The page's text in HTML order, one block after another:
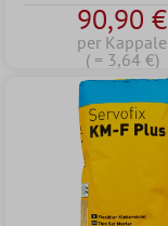
90,90 €
per Kappale
( = 3,64 €)